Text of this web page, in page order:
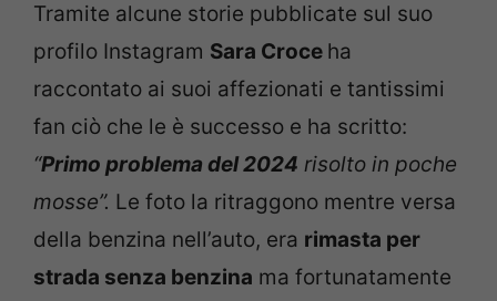
Tramite alcune storie pubblicate sul suo
profilo Instagram Sara Croce ha
raccontato ai suoi affezionati e tantissimi
fan ciò che le è successo e ha scritto:
“Primo problema del 2024 risolto in poche
mosse”. Le foto la ritraggono mentre versa
della benzina nell’auto, era rimasta per
strada senza benzina ma fortunatamente